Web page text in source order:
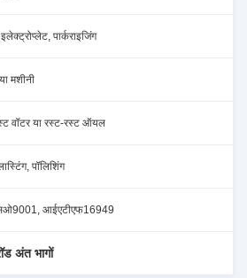
पार्कराइजिंग
मशीनी
वॉटर या रस्ट-रस्ट ऑयल
पॉलिशिंग
आईएटीएफ16949
अंत भागों